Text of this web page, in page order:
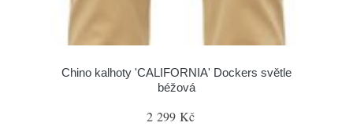
Chino kalhoty 'CALIFORNIA' Dockers světle
béžová
2 299 Kč